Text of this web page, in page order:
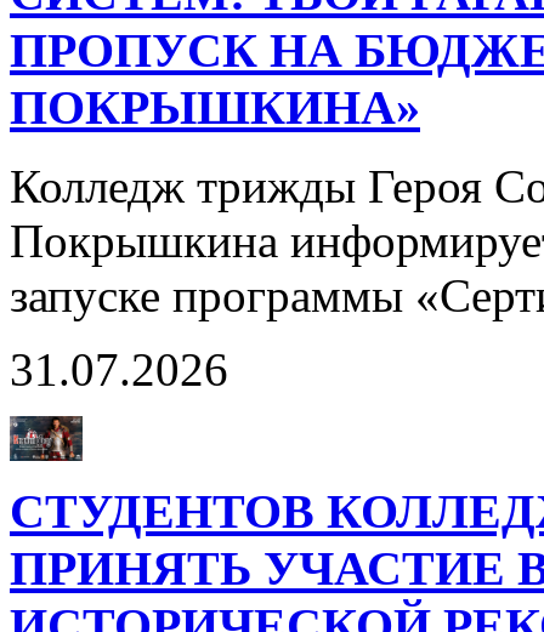
ПРОПУСК НА
ПОКРЫШКИНА»
Колледж трижды Героя
Покрышкина
запуске программы
31.07.2026
СТУДЕНТОВ
ПРИНЯТЬ УЧАСТИЕ